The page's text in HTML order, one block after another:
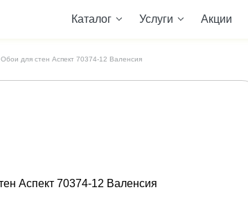
Каталог Услуги Акции
Обои для стен Аспект 70374-12 Валенсия